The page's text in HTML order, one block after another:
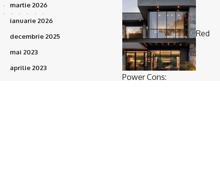
martie 2026
ianuarie 2026
decembrie 2025
mai 2023
aprilie 2023
Red
Power Cons: